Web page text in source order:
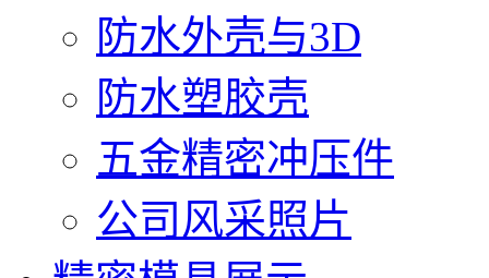
防水外壳与3D
防水塑胶壳
五金精密冲压件
公司风采照片